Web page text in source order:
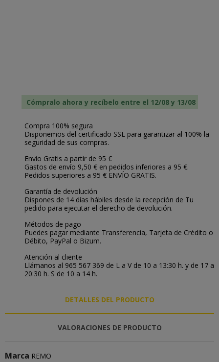
Cómpralo ahora y recíbelo entre el 12/08 y 13/08
Compra 100% segura
Disponemos del certificado SSL para garantizar al 100% la
seguridad de sus compras.
Envío Gratis a partir de 95 €
Gastos de envío 9,50 € en pedidos inferiores a 95 €.
Pedidos superiores a 95 € ENVÍO GRATIS.
Garantía de devolución
Dispones de 14 días hábiles desde la recepción de Tu
pedido para ejecutar el derecho de devolución.
Métodos de pago
Puedes pagar mediante Transferencia, Tarjeta de Crédito o
Débito, PayPal o Bizum.
Atención al cliente
Llámanos al 965 567 369 de L a V de 10 a 13:30 h. y de 17 a
20:30 h. S de 10 a 14 h.
DETALLES DEL PRODUCTO
VALORACIONES DE PRODUCTO
Marca REMO